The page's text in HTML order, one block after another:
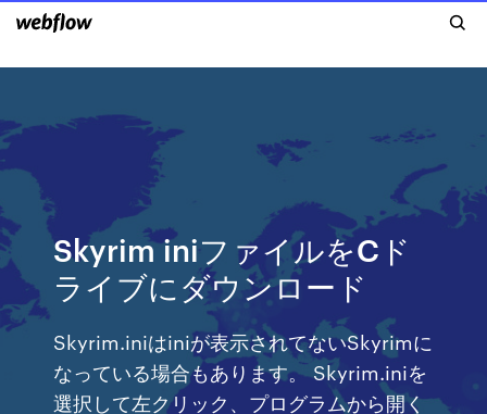
Skyrim iniファイルをCド
ライブにダウンロード
Skyrim.iniはiniが表示されてないSkyrimに
なっている場合もあります。 Skyrim.iniを
選択して左クリック、プログラムから開く